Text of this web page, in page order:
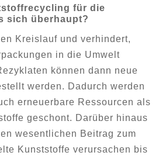
für die
sich überhaupt?
Kreislauf und verhindert,
in die Umwelt
können dann neue
werden. Dadurch werden
erneuerbare Ressourcen als
geschont. Darüber hinaus
wesentlichen Beitrag zum
Kunststoffe verursachen bis